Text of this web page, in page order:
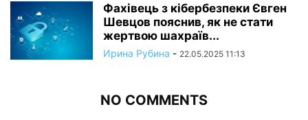
Фахівець з кібербезпеки Євген
Шевцов пояснив, як не стати
жертвою шахраїв...
Ирина Рубина - 22.05.2025 11:13
NO COMMENTS